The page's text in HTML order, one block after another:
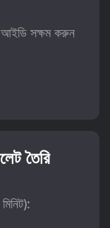
আইডি সক্ষম করুন
তৈরি